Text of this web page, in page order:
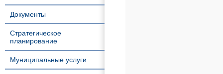
Документы
Стратегическое
планирование
Муниципальные услуги